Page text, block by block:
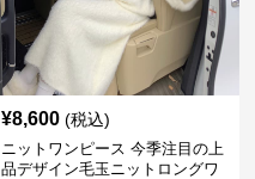
¥8,600 (税込)
ニットワンピース 今季注目の上
品デザイン毛玉ニットロングワ